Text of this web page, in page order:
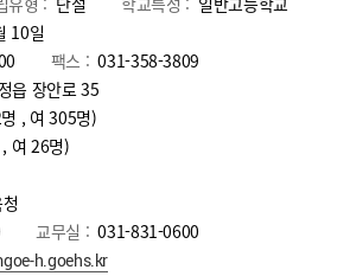
10일
팩스 : 031-358-3809
읍 장안로 35
, 여 305명)
여 26명)
교무실 : 031-831-0600
h.goehs.kr